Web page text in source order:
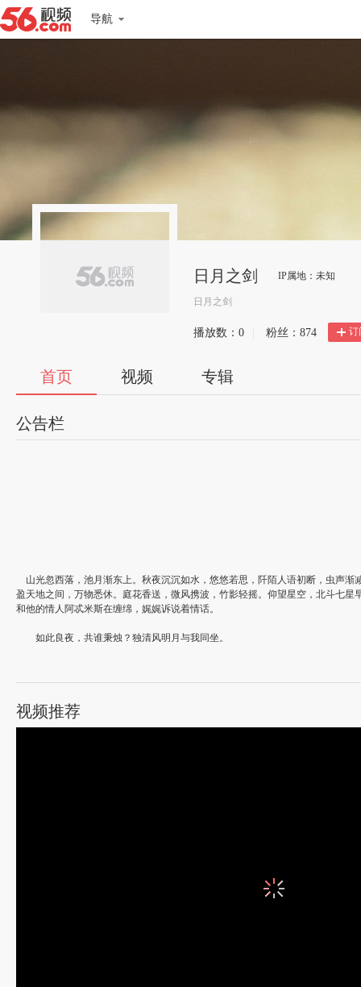
导航
日月之剑 IP属地：未知
日月之剑
播放数： 0 粉丝： 874 订
首页 视频 专辑
公告栏
山光忽西落，池月渐东上。秋夜沉沉如水，悠悠若思，阡陌人语初断，虫声渐
盈天地之间，万物悉休。庭花香送，微风携波，竹影轻摇。仰望星空，北斗七星
和他的情人阿忒米斯在缠绵，娓娓诉说着情话。
如此良夜，共谁秉烛？独清风明月与我同坐。
将影，行乐须及春。我歌月徘徊，我舞影零乱。醒时同交欢，醉后各分散。永结
忆起苏轼《卜算子》：“缺月挂疏桐，漏断人初静。谁见幽人独往来？飘渺孤
视频推荐